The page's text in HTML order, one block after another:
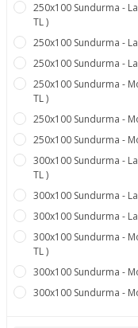
250x100 Sundurma -
TL )
250x100 Sundurma -
250x100 Sundurma -
250x100 Sundurma -
TL )
250x100 Sundurma -
250x100 Sundurma -
300x100 Sundurma -
TL )
300x100 Sundurma -
300x100 Sundurma -
300x100 Sundurma -
TL )
300x100 Sundurma -
300x100 Sundurma -